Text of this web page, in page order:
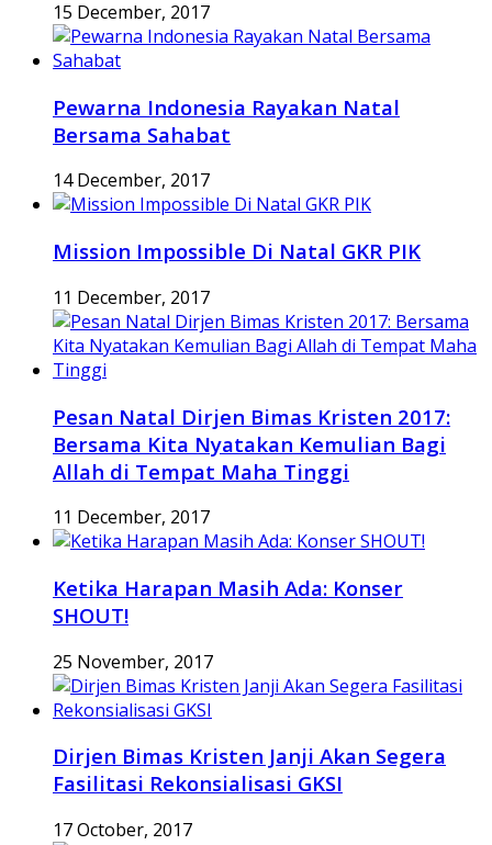
15 December, 2017
Pewarna Indonesia Rayakan Natal
Bersama Sahabat
14 December, 2017
Mission Impossible Di Natal GKR PIK
11 December, 2017
Pesan Natal Dirjen Bimas Kristen 2017:
Bersama Kita Nyatakan Kemulian Bagi
Allah di Tempat Maha Tinggi
11 December, 2017
Ketika Harapan Masih Ada: Konser
SHOUT!
25 November, 2017
Dirjen Bimas Kristen Janji Akan Segera
Fasilitasi Rekonsialisasi GKSI
17 October, 2017